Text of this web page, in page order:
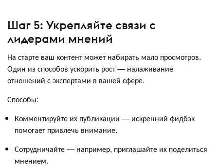
Шаг 5: Укрепляйте связи с
лидерами мнений
На старте ваш контент может набирать мало просмотров.
Один из способов ускорить рост — налаживание
отношений с экспертами в вашей сфере.
Способы:
Комментируйте их публикации — искренний фидбэк
помогает привлечь внимание.
Сотрудничайте — например, приглашайте их поделиться
мнением.